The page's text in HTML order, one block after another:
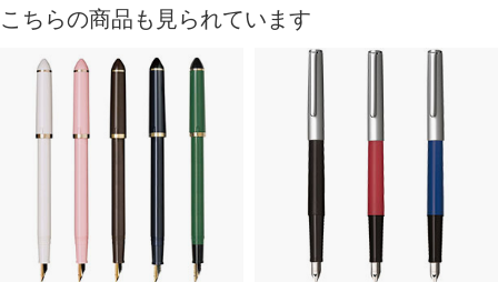
こちらの商品も見られています